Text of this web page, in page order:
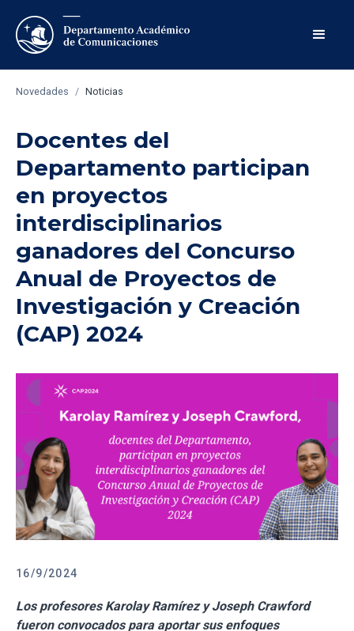
Novedades / Noticias
Docentes del
Departamento participan
en proyectos
interdisciplinarios
ganadores del Concurso
Anual de Proyectos de
Investigación y Creación
(CAP) 2024
16/9/2024
Los profesores Karolay Ramírez y Joseph Crawford
fueron convocados para aportar sus enfoques